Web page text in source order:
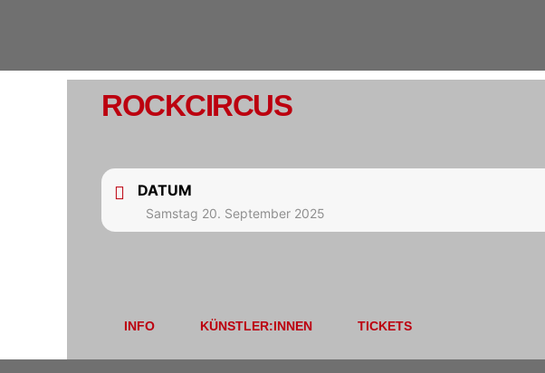
ROCKCIRCUS
DATUM
Samstag 20. September 2025
INFO KÜNSTLER:INNEN TICKETS